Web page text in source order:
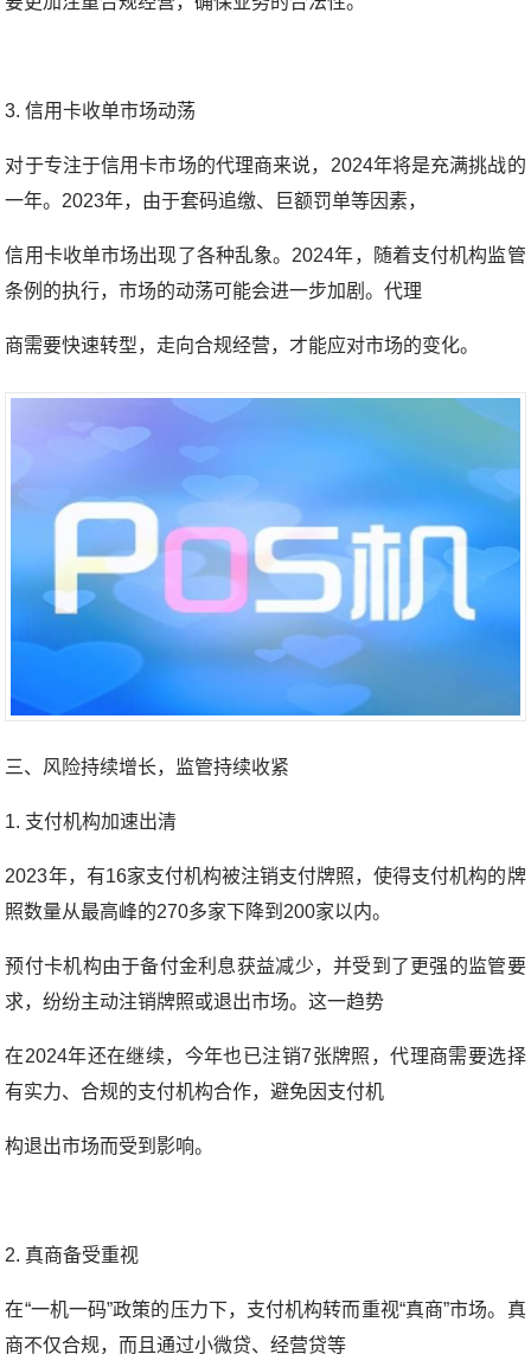
3. 信用卡收单市场动荡
对于专注于信用卡市场的代理商来说，2024年将是充满挑战的
一年。2023年，由于套码追缴、巨额罚单等因素，
信用卡收单市场出现了各种乱象。2024年，随着支付机构监管
条例的执行，市场的动荡可能会进一步加剧。代理
商需要快速转型，走向合规经营，才能应对市场的变化。
三、风险持续增长，监管持续收紧
1. 支付机构加速出清
2023年，有16家支付机构被注销支付牌照，使得支付机构的牌
照数量从最高峰的270多家下降到200家以内。
预付卡机构由于备付金利息获益减少，并受到了更强的监管要
求，纷纷主动注销牌照或退出市场。这一趋势
在2024年还在继续，今年也已注销7张牌照，代理商需要选择
有实力、合规的支付机构合作，避免因支付机
构退出市场而受到影响。
2. 真商备受重视
在“一机一码”政策的压力下，支付机构转而重视“真商”市场。真
商不仅合规，而且通过小微贷、经营贷等